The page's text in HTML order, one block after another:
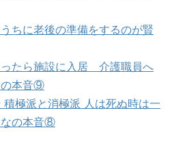
ちに老後の準備をするのが賢
たら施設に入居 介護職員へ
の本音⑨
極派と消極派 人は死ぬ時は一
なの本音⑧